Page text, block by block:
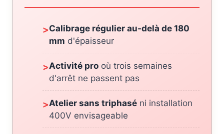
>Calibrage régulier au-delà de 180
mm d'épaisseur
>Activité pro où trois semaines
d'arrêt ne passent pas
>Atelier sans triphasé ni installation
400V envisageable